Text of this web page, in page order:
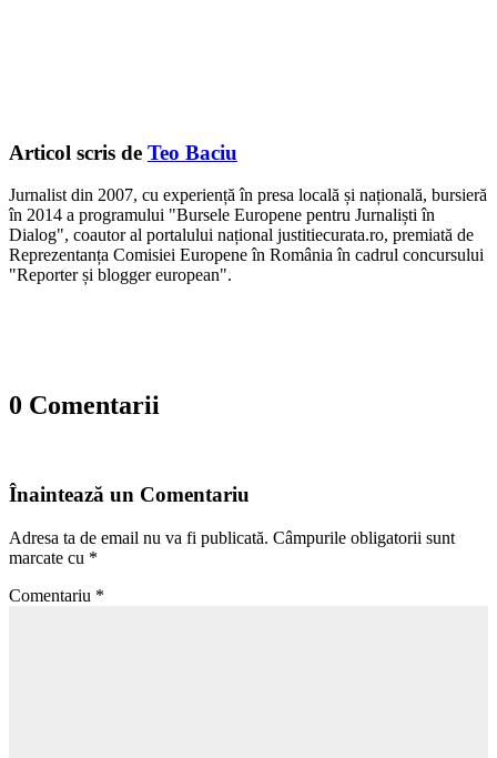
Articol scris de Teo Baciu
Jurnalist din 2007, cu experiență în presa locală și națională, bursieră
în 2014 a programului "Bursele Europene pentru Jurnaliști în
Dialog", coautor al portalului național justitiecurata.ro, premiată de
Reprezentanța Comisiei Europene în România în cadrul concursului
"Reporter și blogger european".
0 Comentarii
Înaintează un Comentariu
Adresa ta de email nu va fi publicată. Câmpurile obligatorii sunt
marcate cu *
Comentariu *